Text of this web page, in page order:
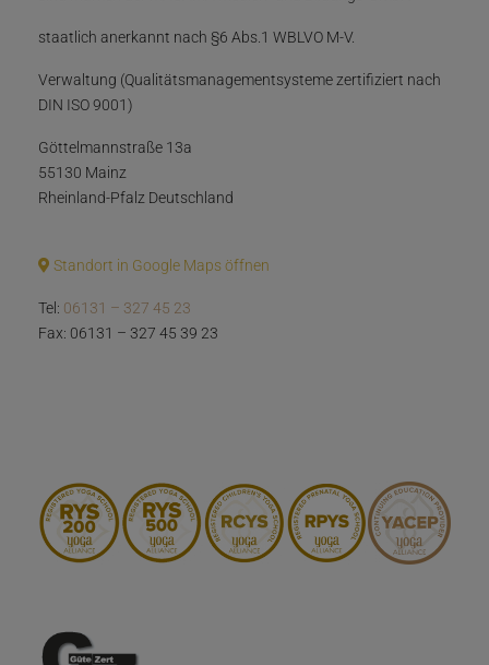
staatlich anerkannt nach §6 Abs.1 WBLVO M-V.
Verwaltung (Qualitätsmanagementsysteme zertifiziert nach
DIN ISO 9001)
Göttelmannstraße 13a
55130 Mainz
Rheinland-Pfalz Deutschland
Standort in Google Maps öffnen
Tel: 06131 – 327 45 23
Fax: 06131 – 327 45 39 23